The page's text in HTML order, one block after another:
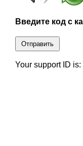
Введите код с
Отправить
Your support ID